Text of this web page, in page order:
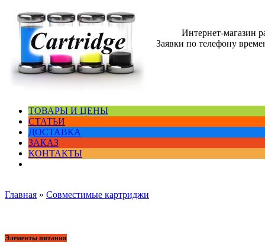
Интернет-магазин
Заявки по телефону
ТОВАРЫ И ЦЕНЫ
СТАТЬИ
ДОСТАВКА
ЗАКАЗ
КОНТАКТЫ
Главная » Совместимые картриджи
Элементы питания